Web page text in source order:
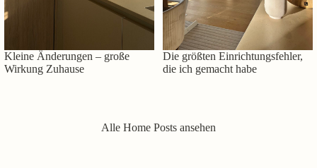
Kleine Änderungen – große
Wirkung Zuhause
Die größten Einrichtungsfehler,
die ich gemacht habe
Alle Home Posts ansehen